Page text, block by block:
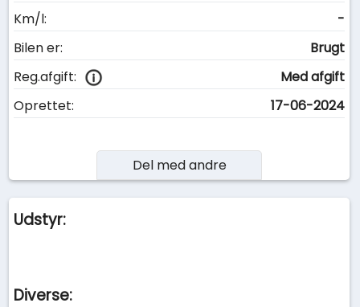
Km/l:
-
Bilen er:
Brugt
Reg.afgift:
Med afgift
Oprettet:
17-06-2024
Del med andre
Udstyr:
Diverse: